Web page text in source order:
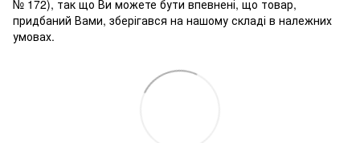
№ 172), так що Ви можете бути впевнені, що товар,
придбаний Вами, зберігався на нашому складі в належних
умовах.